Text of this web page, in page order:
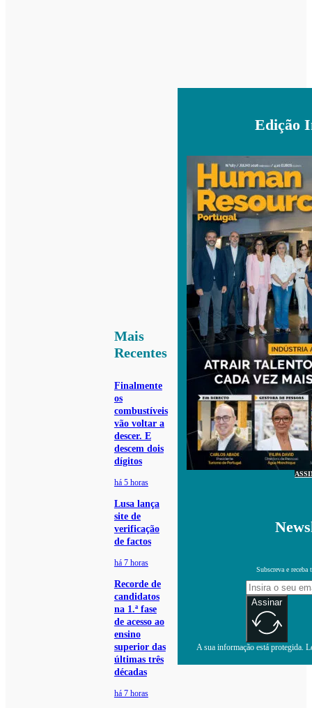
Mais
Recentes
Finalmente
os
combustíveis
vão voltar a
descer. E
descem dois
dígitos
há 5 horas
Lusa lança
site de
verificação
de factos
há 7 horas
Recorde de
candidatos
na 1.ª fase
de acesso ao
ensino
superior das
últimas três
décadas
há 7 horas
Edição
Subscreva e receba
Assinar
A sua informação está protegida.